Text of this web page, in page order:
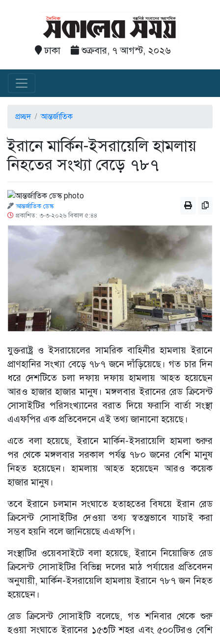
ঢাকা শুক্রবার, ৭ আগস্ট, ২০২৬
প্রচ্ছদ আন্তর্জাতিক
ইরানে মার্কিন-ইসরায়েলি হামলায়
নিহতের সংখ্যা বেড়ে ৭৮৭
আন্তর্জাতিক ডেস্ক
প্রকাশিত: ৩-৩-২০২৬ বিকাল ৫:৪৪
যুক্তরাষ্ট্র ও ইসরায়েলের সামরিক বাহিনীর হামলায় ইরানে
প্রাণহানির সংখ্যা বেড়ে ৭৮৭ জনে দাঁড়িয়েছে। গত চার দিন
ধরে দেশটিতে চলা দফায় দফায় হামলায় আহত হয়েছেন
আরও হাজার হাজার মানুষ। মঙ্গলবার ইরানের রেড ক্রিসেন্ট
সোসাইটির পরিসংখ্যানের বরাত দিয়ে ফরাসি বার্তা সংস্থা
এএফপির এক প্রতিবেদনে এই তথ্য জানানো হয়েছে।
এতে বলা হয়েছে, ইরানে মার্কিন-ইসরায়েলি হামলা শুরুর
পর থেকে মঙ্গলবার সরকাল পর্যন্ত ৭৮০ জনের বেশি মানুষ
নিহত হয়েছেন। হামলায় আহত হয়েছেন আরও কয়েক
হাজার মানুষ।
তবে ইরানে চলমান সংঘাতে হতাহতের বিষয়ে ইরান রেড
ক্রিসেন্ট সোসাইটির দেওয়া তথ্য স্বতন্ত্রভাবে যাচাই করা
সম্ভব হয়নি বলে জানিয়েছে এএফপি।
সংস্থাটির ওয়েবসাইটে বলা হয়েছে, ইরানে নিয়োজিত রেড
ক্রিসেন্ট সোসাইটির বিভিন্ন দলের মাঠ পর্যায়ের প্রতিবেদন
অনুযায়ী, মার্কিন-ইসরায়েলি হামলায় ইরানে ৭৮৭ জন নিহত
হয়েছেন।
রেড ক্রিসেন্ট সোসাইটি বলেছে, গত শনিবার থেকে শুরু
হওয়া সংঘাতে ইরানের ১৫৩টি শহর এবং ৫০০টিরও বেশি